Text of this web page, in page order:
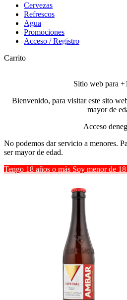
Cervezas
Refrescos
Agua
Promociones
Acceso / Registro
Carrito
Sitio web para
Bienvenido, para visitar este sito
mayor de
Acceso
No podemos dar servicio a menores.
ser mayor de edad.
Tengo 18 años o más Soy menor de